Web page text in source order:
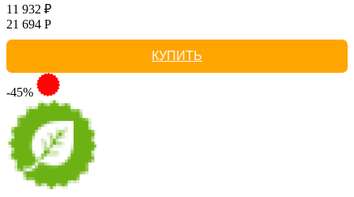
11 932 ₽
21 694 Р
КУПИТЬ
-45%